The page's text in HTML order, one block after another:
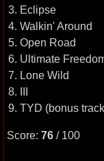
3. Eclipse
4. Walkin' Around
5. Open Road
6. Ultimate
7. Lone Wild
8. III
9. TYD (bonus
Score: 76 / 100